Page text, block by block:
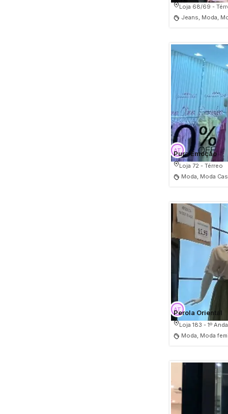
Loja 68/69 -
Jeans, Moda,
Pura Emoção
Loja 72 - Térreo
Moda, Moda
Perola Oriental
Loja 183 - 1º
Moda, Moda